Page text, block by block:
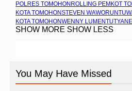
POLRES TOMOHON ROLLING PEMKOT
KOTA TOMOHONSTEVEN WAWORUNTU
KOTA TOMOHONWENNY LUMENTUT
SHOW MORE SHOW LESS
You May Have Missed